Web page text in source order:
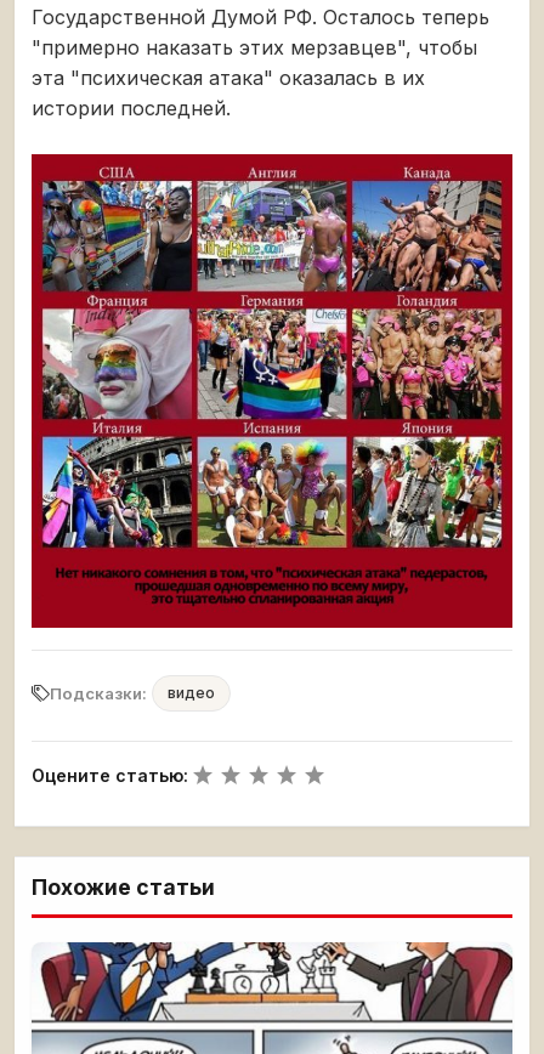
Государственной Думой РФ. Осталось теперь
"примерно наказать этих мерзавцев", чтобы
эта "психическая атака" оказалась в их
истории последней.
Подсказки: видео
Оцените статью:
Похожие статьи